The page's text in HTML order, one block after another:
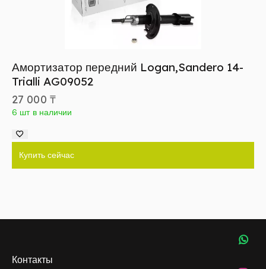
Амортизатор передний Logan,Sandero 14-
Trialli AG09052
27 000 ₸
6 шт в наличии
Купить сейчас
Контакты